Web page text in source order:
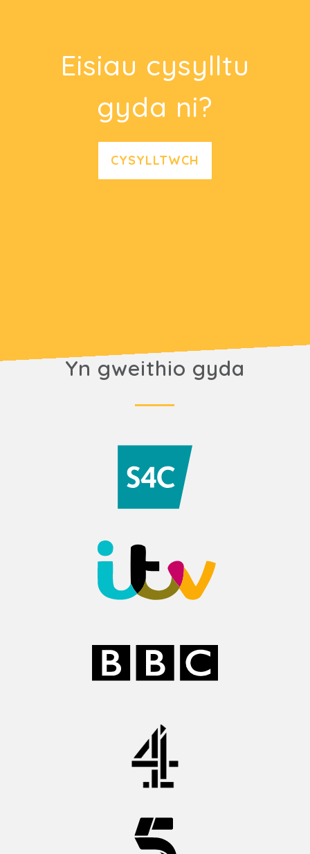
Eisiau cysylltu
gyda ni?
CYSYLLTWCH
Yn gweithio gyda